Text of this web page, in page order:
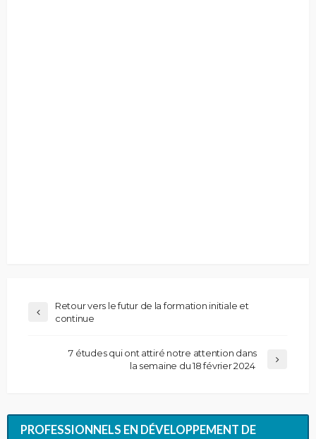
Retour vers le futur de la formation initiale et
continue
7 études qui ont attiré notre attention dans
la semaine du 18 février 2024
PROFESSIONNELS EN DÉVELOPPEMENT DE